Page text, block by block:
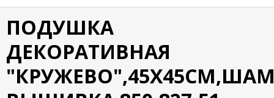
возврат
Новости
Полезные
ПОДУШКА
ДЕКОРАТИВНАЯ